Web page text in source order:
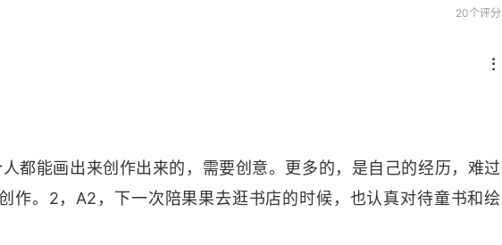
来自童书
最糟糕的一面
曲
好？
20个评分
都能画出来创作出来的，需要创意。更多的，是自己的经历，难过
作。2， A2，下一次陪果果去逛书店的时候，也认真对待童书和绘